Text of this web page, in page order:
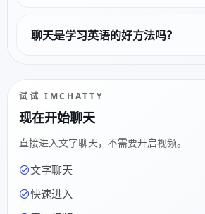
聊天是学习英语的好方法吗？
试试 IMCHATTY
现在开始聊天
直接进入文字聊天，不需要开启视频。
文字聊天
快速进入